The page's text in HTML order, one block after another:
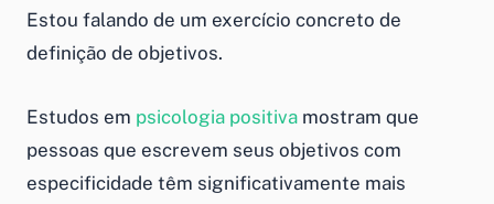
Estou falando de um exercício concreto de
definição de objetivos.
Estudos em psicologia positiva mostram que
pessoas que escrevem seus objetivos com
especificidade têm significativamente mais